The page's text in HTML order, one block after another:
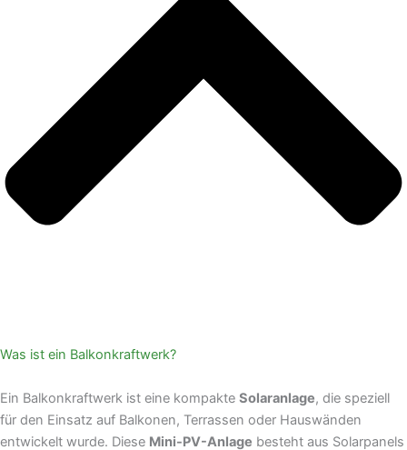
Was ist ein Balkonkraftwerk?
Ein Balkonkraftwerk ist eine kompakte Solaranlage, die speziell
für den Einsatz auf Balkonen, Terrassen oder Hauswänden
entwickelt wurde. Diese Mini-PV-Anlage besteht aus Solarpanels